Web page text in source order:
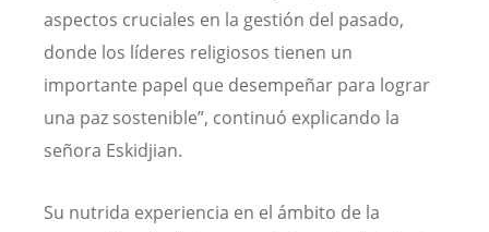
aspectos cruciales en la gestión del pasado,
donde los líderes religiosos tienen un
importante papel que desempeñar para lograr
una paz sostenible”, continuó explicando la
señora Eskidjian.
Su nutrida experiencia en el ámbito de la